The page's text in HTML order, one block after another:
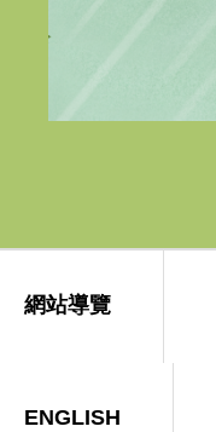
網站導覽
ENGLISH